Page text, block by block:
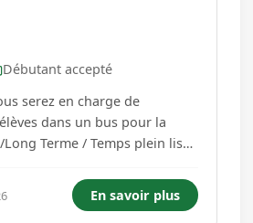
Débutant accepté
serez en charge de
dans un bus pour la
Terme / Temps plein lissé
vacances scolaires...
En savoir plus